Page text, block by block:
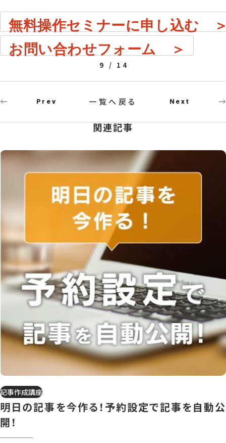
無料操作セミナーに申し込む
お問い合わせフォーム ＞
9 / 14
Prev 一覧へ戻る Next
関連記事
記事作成講座
明日の記事を今作る！予約設定で記事を自動公
開！